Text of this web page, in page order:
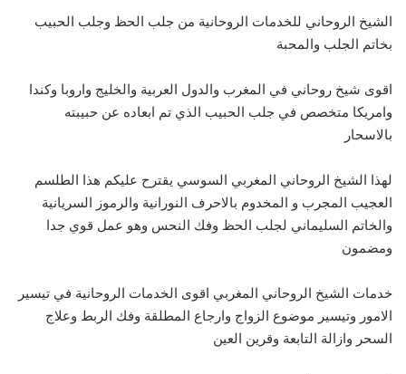
الشيخ الروحاني للخدمات الروحانية من جلب الحظ وجلب الحبيب
بخاتم الجلب والمحبة
اقوى شيخ روحاني في المغرب والدول العربية والخليج واروبا وكندا
وامريكا متخصص في جلب الحبيب الذي تم ابعاده عن حبيبته
بالاسحار
لهذا الشيخ الروحاني المغربي السوسي يقترح عليكم هذا الطلسم
العجيب المجرب و المخدوم بالاحرف النورانية والرموز السريانية
والخاتم السليماني لجلب الحظ وفك النحس وهو عمل قوي جدا
ومضمون
خدمات الشيخ الروحاني المغربي اقوى الخدمات الروحانية في تيسير
الامور وتيسير موضوع الزواج وارجاع المطلقة وفك الربط وعلاج
السحر وازالة التابعة وقرين العين